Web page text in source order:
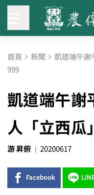
首頁 新聞 凱道端午
999
凱道端午
人「立西
游 昇俯 20200617
Facebook